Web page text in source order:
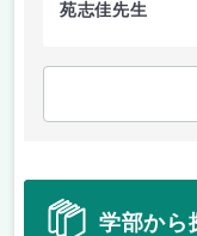
苑志佳先生
学部から